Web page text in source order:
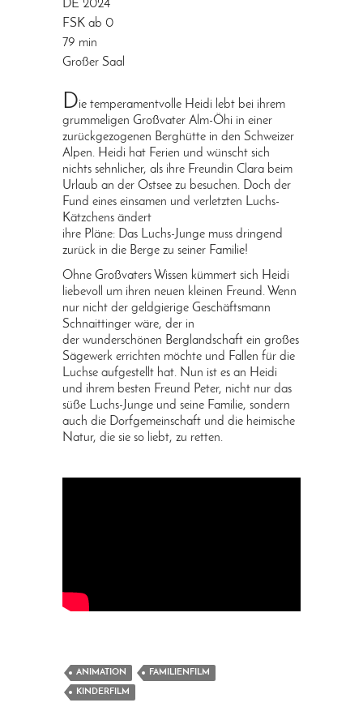
DE 2024
FSK ab 0
79 min
Großer Saal
Die temperamentvolle Heidi lebt bei ihrem
grummeligen Großvater Alm-Öhi in einer
zurückgezogenen Berghütte in den Schweizer
Alpen. Heidi hat Ferien und wünscht sich
nichts sehnlicher, als ihre Freundin Clara beim
Urlaub an der Ostsee zu besuchen. Doch der
Fund eines einsamen und verletzten Luchs-
Kätzchens ändert
ihre Pläne: Das Luchs-Junge muss dringend
zurück in die Berge zu seiner Familie!
Ohne Großvaters Wissen kümmert sich Heidi
liebevoll um ihren neuen kleinen Freund. Wenn
nur nicht der geldgierige Geschäftsmann
Schnaittinger wäre, der in
der wunderschönen Berglandschaft ein großes
Sägewerk errichten möchte und Fallen für die
Luchse aufgestellt hat. Nun ist es an Heidi
und ihrem besten Freund Peter, nicht nur das
süße Luchs-Junge und seine Familie, sondern
auch die Dorfgemeinschaft und die heimische
Natur, die sie so liebt, zu retten.
ANIMATION FAMILIENFILM
KINDERFILM